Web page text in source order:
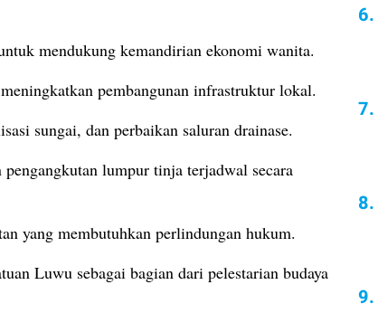
mendukung kemandirian ekonomi wanita.
pembangunan infrastruktur lokal.
sungai, dan perbaikan saluran drainase.
lumpur tinja terjadwal secara
yang membutuhkan perlindungan hukum.
Luwu sebagai bagian dari pelestarian budaya
6.
7.
8.
9.